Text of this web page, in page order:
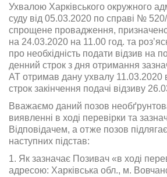
Ухвалою Харківського окружного
суду від 05.03.2020 по справі №
спрощене провадження,
на 24.03.2020 на 11.00 год. та
про необхідність подати відзив на
денний строк з дня отримання
АТ отримав дану ухвалу 11.03.2020
строк закінчення подачі відзиву
Вважаємо даний позов
виявленні в ході перевірки та
Відповідачем, а отже позов
наступних підстав:
1. Як зазначає Позивач «в ході
адресою: Харківська обл., м.